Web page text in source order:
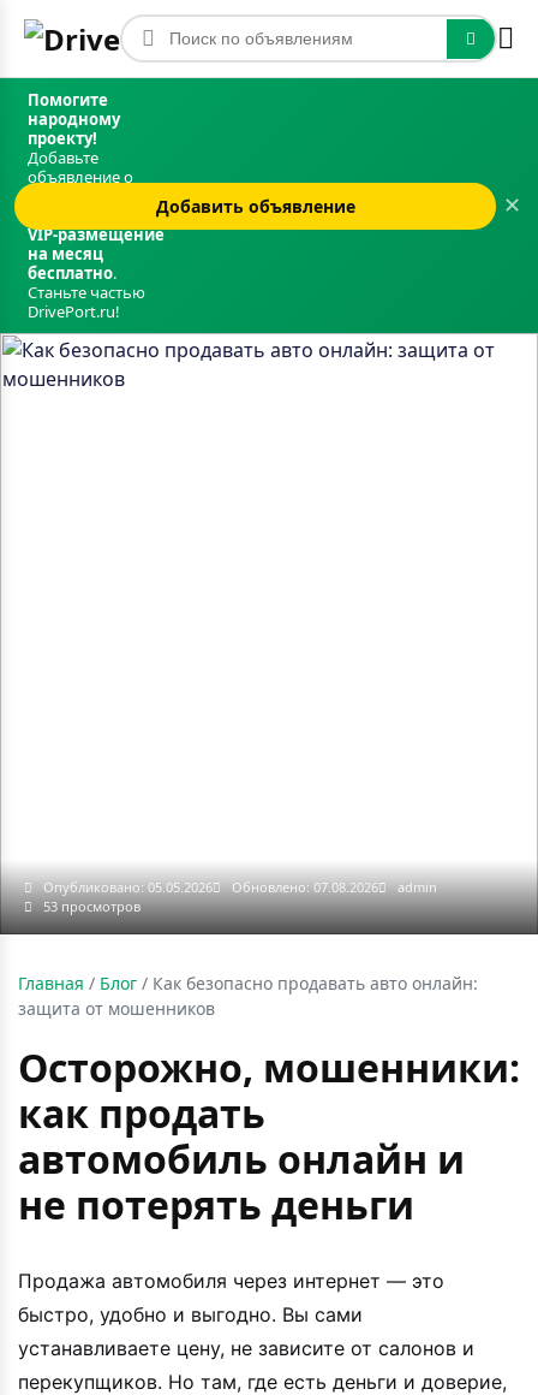
Помогите
народному
проекту!
Добавьте
объявление о
VIP‑размещение
на месяц
бесплатно.
Станьте частью
DrivePort.ru!
Добавить объявление ✕
Опубликовано: 05.05.2026 Обновлено: 07.08.2026
admin
53 просмотров
Главная / Блог / Как безопасно продавать авто онлайн:
защита от мошенников
Осторожно, мошенники:
как продать
автомобиль онлайн и
не потерять деньги
Продажа автомобиля через интернет — это
быстро, удобно и выгодно. Вы сами
устанавливаете цену, не зависите от салонов и
перекупщиков. Но там, где есть деньги и доверие,